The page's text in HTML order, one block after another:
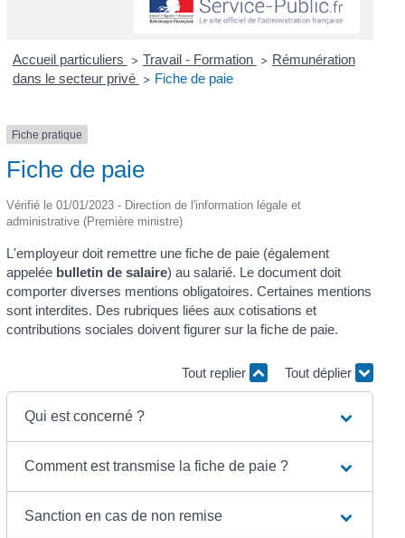
Accueil particuliers > Travail - Formation > Rémunération
dans le secteur privé > Fiche de paie
Fiche pratique
Fiche de paie
Vérifié le 01/01/2023 - Direction de l'information légale et
administrative (Première ministre)
L'employeur doit remettre une fiche de paie (également
appelée bulletin de salaire) au salarié. Le document doit
comporter diverses mentions obligatoires. Certaines mentions
sont interdites. Des rubriques liées aux cotisations et
contributions sociales doivent figurer sur la fiche de paie.
Tout replier Tout déplier
Qui est concerné ?
Comment est transmise la fiche de paie ?
Sanction en cas de non remise